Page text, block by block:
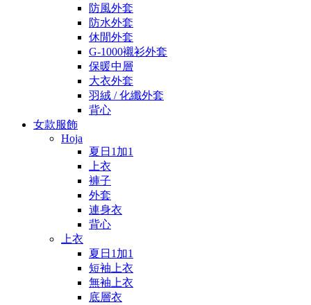
防風外套
防水外套
休閒外套
G-1000襯衫外套
保暖中層
大衣外套
羽絨 / 化纖外套
背心
女款服飾
Hoja
夏日1加1
上衣
褲子
外套
連身衣
背心
上衣
夏日1加1
短袖上衣
無袖上衣
底層衣